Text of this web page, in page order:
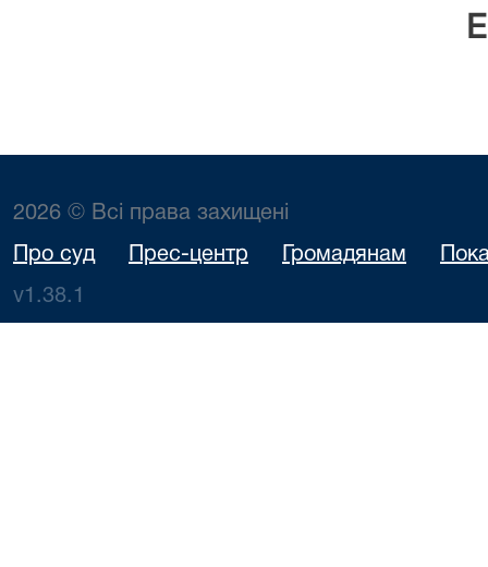
Е.В.
2026 © Всі права захищені
Про суд Прес-центр Громадянам
v1.38.1